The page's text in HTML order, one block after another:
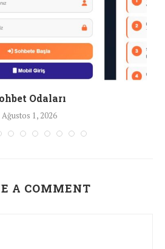
Odaları
Ağustos 1, 2026
A COMMENT